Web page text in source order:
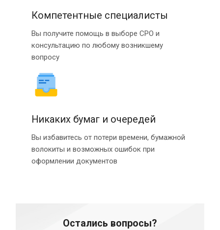
Компетентные специалисты
Вы получите помощь в выборе СРО и
консультацию по любому возникшему
вопросу
Никаких бумаг и очередей
Вы избавитесь от потери времени, бумажной
волокиты и возможных ошибок при
оформлении документов
Остались вопросы?